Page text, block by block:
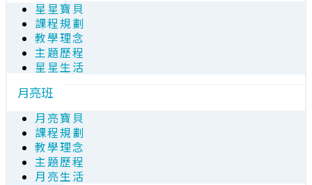
星星寶貝
課程規劃
教學理念
主題歷程
星星生活
月亮班
月亮寶貝
課程規劃
教學理念
主題歷程
月亮生活